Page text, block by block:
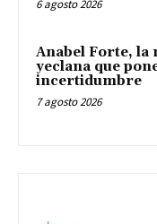
6 agosto 2026
Anabel Forte, la
yeclana que
incertidumbre
7 agosto 2026